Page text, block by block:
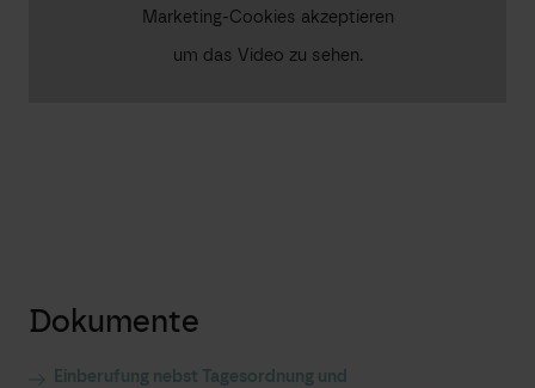
Marketing-Cookies akzeptieren
um das Video zu sehen.
Dokumente
Einberufung nebst Tagesordnung und